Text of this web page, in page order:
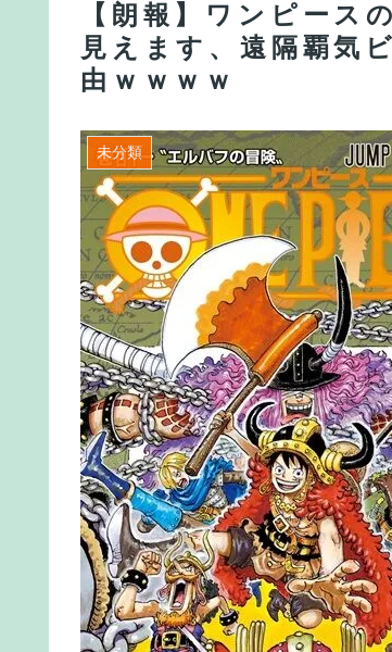
【朗報】ワンピース
見えます、遠隔覇気
由ｗｗｗｗ
未分類